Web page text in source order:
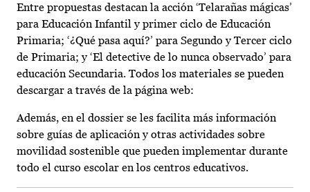
Entre propuestas destacan la acción ‘Telarañas mágicas’
para Educación Infantil y primer ciclo de Educación
Primaria; ‘¿Qué pasa aquí?’ para Segundo y Tercer ciclo
de Primaria; y ‘El detective de lo nunca observado’ para
educación Secundaria. Todos los materiales se pueden
descargar a través de la página web:
Además, en el dossier se les facilita más información
sobre guías de aplicación y otras actividades sobre
movilidad sostenible que pueden implementar durante
todo el curso escolar en los centros educativos.